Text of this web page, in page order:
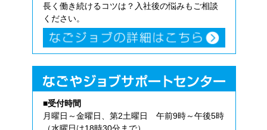
長く働き続けるコツは？入社後の悩みもご相談
ください。
■受付時間
月曜日～金曜日、第2土曜日 午前9時～午後5時